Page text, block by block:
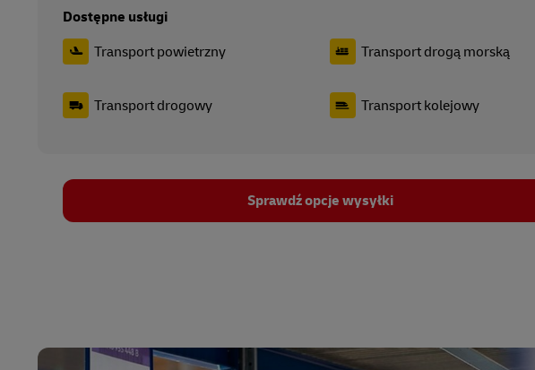
Dostępne usługi
Transport powietrzny
Transport drogowy
Transport drogą morską
Transport kolejowy
Sprawdź opcje wysyłki